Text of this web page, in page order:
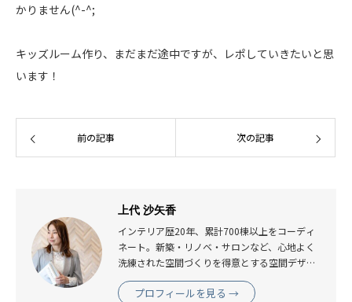
かりません(^-^;
キッズルーム作り、まだまだ途中ですが、レポしていきたいと思
います！
前の記事 次の記事
上代 沙矢香
インテリア歴20年、累計700棟以上をコーディ
ネート。新築・リノベ・サロンなど、心地よく
洗練された空間づくりを得意とする空間デザイ
ナー。
プロフィールを見る →